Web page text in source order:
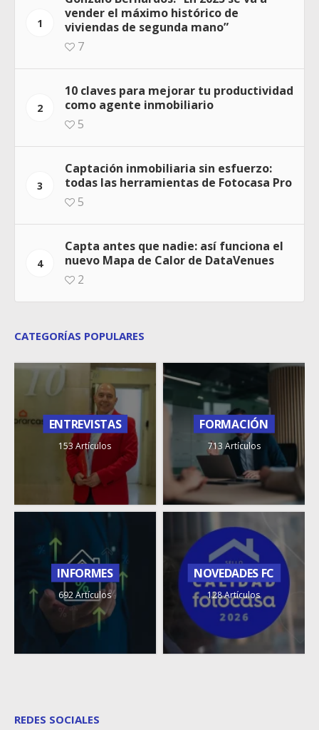
1
vender el máximo histórico de
viviendas de segunda mano”
7
2
10 claves para mejorar tu productividad
como agente inmobiliario
5
3
Captación inmobiliaria sin esfuerzo:
todas las herramientas de Fotocasa Pro
5
4
Capta antes que nadie: así funciona el
nuevo Mapa de Calor de DataVenues
2
CATEGORÍAS POPULARES
ENTREVISTAS
153 Artículos
FORMACIÓN
713 Artículos
INFORMES
692 Artículos
NOVEDADES FC
128 Artículos
REDES SOCIALES